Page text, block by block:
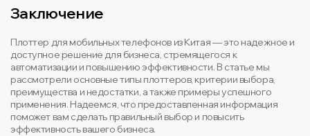
Заключение
Плоттер для мобильных телефонов из Китая — это надежное и
доступное решение для бизнеса, стремящегося к
автоматизации и повышению эффективности. В статье мы
рассмотрели основные типы плоттеров, критерии выбора,
преимущества и недостатки, а также примеры успешного
применения. Надеемся, что предоставленная информация
поможет вам сделать правильный выбор и повысить
эффективность вашего бизнеса.